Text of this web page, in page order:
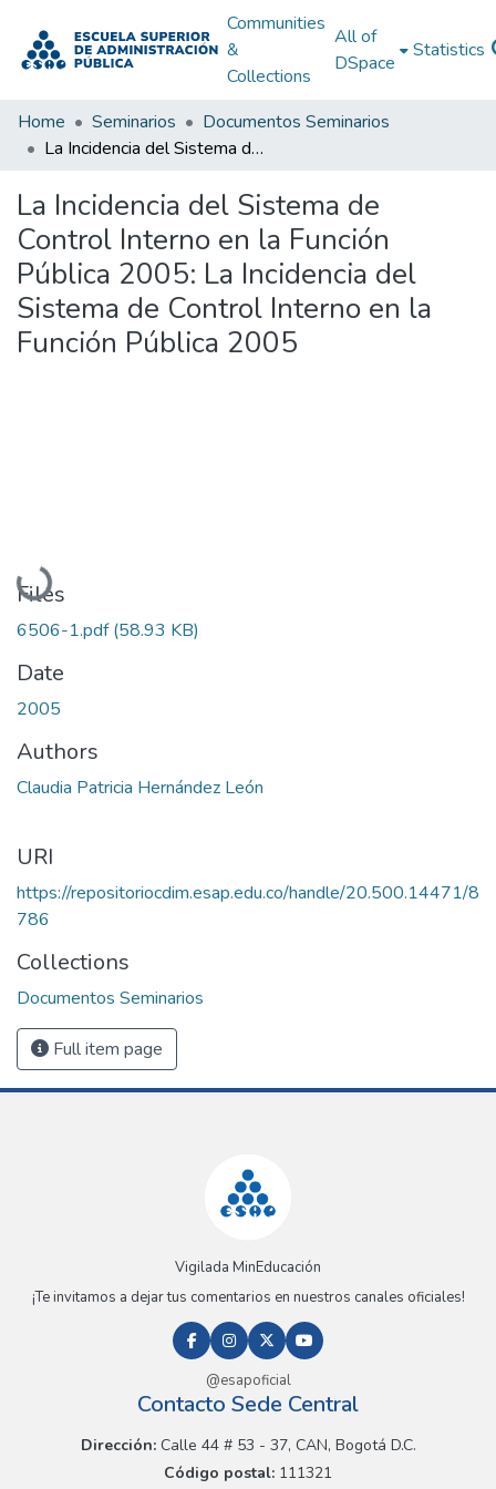
Communities
&
Collections
All of
DSpace
Statistics
Home Seminarios
Documentos Seminarios
La Incidencia del Sistema de Control Interno en la Función Pública 2005: La Incidencia del Sistema de Control Interno en la Función Pública 2005
La Incidencia del Sistema de
Control Interno en la Función
Pública 2005: La Incidencia del
Sistema de Control Interno en la
Función Pública 2005
Loading...
Files
6506-1.pdf(58.93 KB)
Date
2005
Authors
Claudia Patricia Hernández León
URI
https://repositoriocdim.esap.edu.co/handle/20.500.14471/8
786
Collections
Documentos Seminarios
Full item page
Vigilada MinEducación
¡Te invitamos a dejar tus comentarios en nuestros canales oficiales!
@esapoficial
Contacto Sede Central
Dirección:Calle 44 # 53 - 37, CAN, Bogotá D.C.
Código postal: 111321